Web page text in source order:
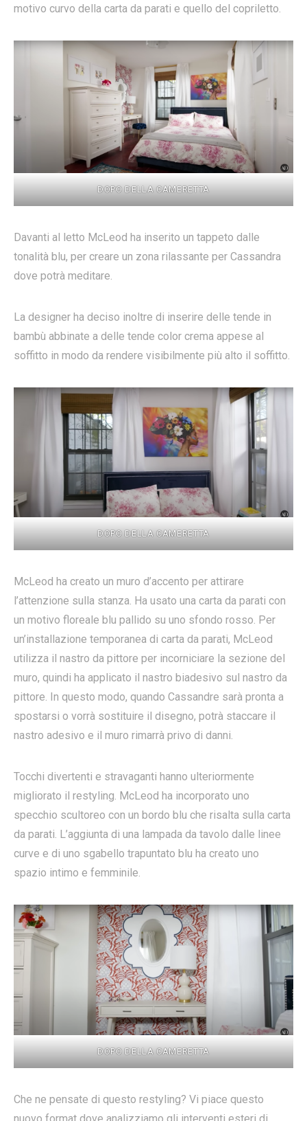
motivo curvo della carta da parati e quello del copriletto.
DOPO DELLA CAMERETTA
Davanti al letto McLeod ha inserito un tappeto dalle
tonalità blu, per creare un zona rilassante per Cassandra
dove potrà meditare.
La designer ha deciso inoltre di inserire delle tende in
bambù abbinate a delle tende color crema appese al
soffitto in modo da rendere visibilmente più alto il soffitto.
DOPO DELLA CAMERETTA
McLeod ha creato un muro d’accento per attirare
l’attenzione sulla stanza. Ha usato una carta da parati con
un motivo floreale blu pallido su uno sfondo rosso. Per
un’installazione temporanea di carta da parati, McLeod
utilizza il nastro da pittore per incorniciare la sezione del
muro, quindi ha applicato il nastro biadesivo sul nastro da
pittore. In questo modo, quando Cassandre sarà pronta a
spostarsi o vorrà sostituire il disegno, potrà staccare il
nastro adesivo e il muro rimarrà privo di danni.
Tocchi divertenti e stravaganti hanno ulteriormente
migliorato il restyling. McLeod ha incorporato uno
specchio scultoreo con un bordo blu che risalta sulla carta
da parati. L’aggiunta di una lampada da tavolo dalle linee
curve e di uno sgabello trapuntato blu ha creato uno
spazio intimo e femminile.
DOPO DELLA CAMERETTA
Che ne pensate di questo restyling? Vi piace questo
nuovo format dove analizziamo gli interventi esteri di